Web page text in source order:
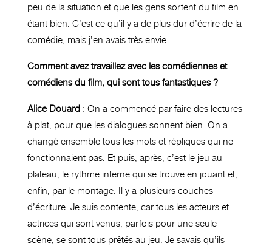
peu de la situation et que les gens sortent du film en
étant bien. C’est ce qu’il y a de plus dur d’écrire de la
comédie, mais j’en avais très envie.
Comment avez travaillez avec les comédiennes et
comédiens du film, qui sont tous fantastiques ?
Alice Douard: On a commencé par faire des lectures
à plat, pour que les dialogues sonnent bien. On a
changé ensemble tous les mots et répliques qui ne
fonctionnaient pas. Et puis, après, c’est le jeu au
plateau, le rythme interne qui se trouve en jouant et,
enfin, par le montage. Il y a plusieurs couches
d’écriture. Je suis contente, car tous les acteurs et
actrices qui sont venus, parfois pour une seule
scène, se sont tous prêtés au jeu. Je savais qu’ils